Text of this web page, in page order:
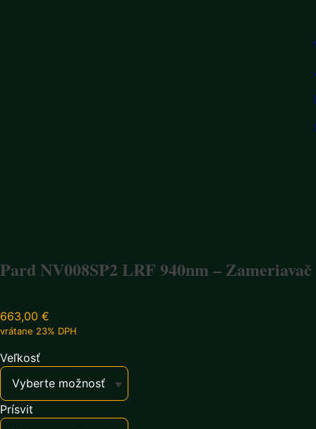
Pard NV008SP2 LRF 940nm – Zameriavač
663,00 €
vrátane 23% DPH
Veľkosť
Prísvit